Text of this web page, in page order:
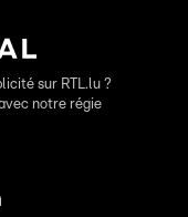
sur RTL.lu ?
notre régie